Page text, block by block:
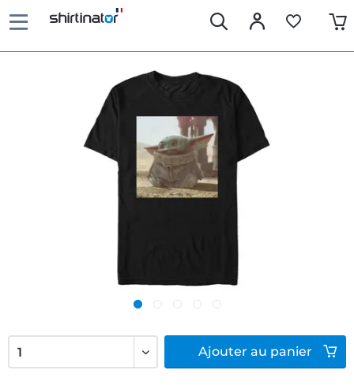
Ajouter au panier